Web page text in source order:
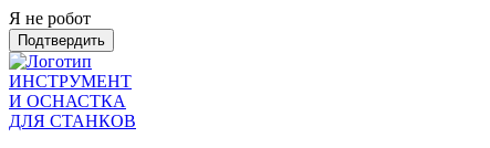
Я не робот
Подтвердить
ИНСТРУМЕНТ
И ОСНАСТКА
ДЛЯ СТАНКОВ